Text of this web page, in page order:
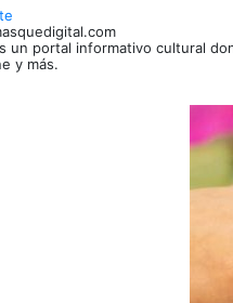
un portal informativo cultural
y más.